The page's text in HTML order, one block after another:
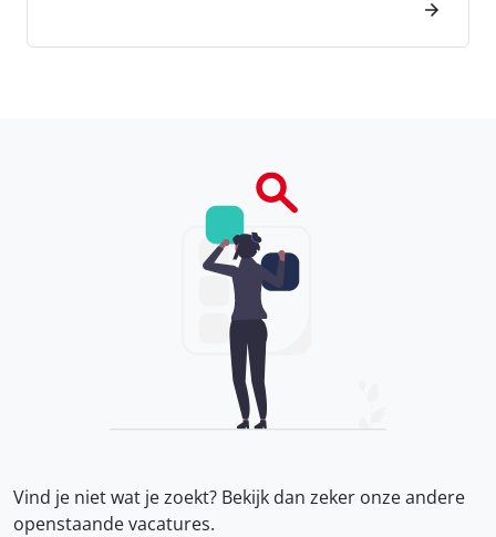
Vind je niet wat je zoekt? Bekijk dan zeker onzeandere
openstaande vacatures.